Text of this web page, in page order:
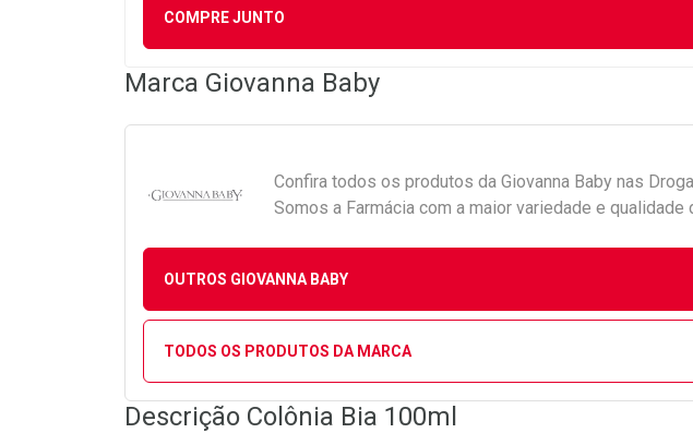
COMPRE JUNTO
Marca Giovanna Baby
Confira todos os produtos da Giovanna Baby nas
Somos a Farmácia com a maior variedade e qualidade
OUTROS GIOVANNA BABY
TODOS OS PRODUTOS DA MARCA
Descrição Colônia Bia 100ml